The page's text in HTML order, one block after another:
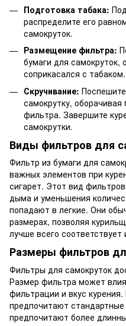
Подготовка табака:
распределите его
самокруток.
Размещение фильтра:
бумаги для самокруток,
соприкасался с табаком.
Скручивание:
самокрутку, оборачивая
фильтра. Завершите
самокрутки.
Виды фильтров для
Фильтр из бумаги для
важных элементов при
сигарет. Этот вид
дыма и уменьшения
попадают в легкие. Они
размерах, позволяя
лучше всего соответствует
Размеры фильтров
Фильтры для самокруток
Размер фильтра может
фильтрации и вкус
предпочитают
предпочитают более